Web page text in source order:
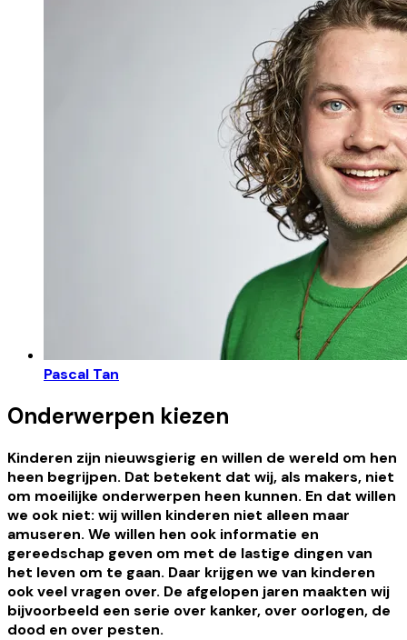
Pascal Tan
Onderwerpen kiezen
Kinderen zijn nieuwsgierig en willen de wereld om hen
heen begrijpen. Dat betekent dat wij, als makers, niet
om moeilijke onderwerpen heen kunnen. En dat willen
we ook niet: wij willen kinderen niet alleen maar
amuseren. We willen hen ook informatie en
gereedschap geven om met de lastige dingen van
het leven om te gaan. Daar krijgen we van kinderen
ook veel vragen over. De afgelopen jaren maakten wij
bijvoorbeeld een serie over kanker, over oorlogen, de
dood en over pesten.